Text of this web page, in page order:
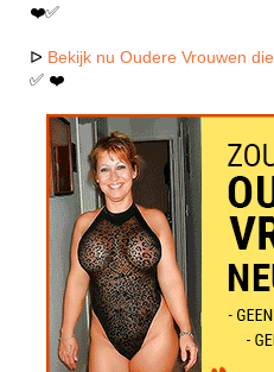
❤️✅
ᐅ Bekijk nu Oudere Vrouwen
✅ ❤️